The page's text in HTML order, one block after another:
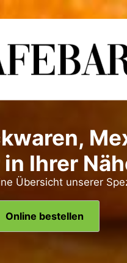
Ihrer
Übersicht unserer
Online bestellen